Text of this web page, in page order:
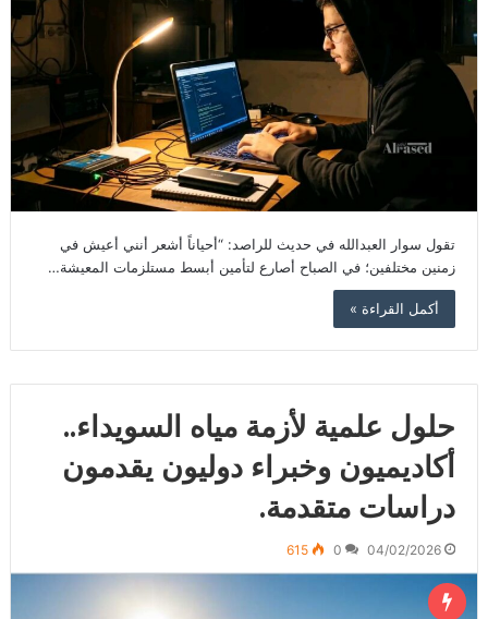
تقول سوار العبدالله في حديث للراصد: “أحياناً أشعر أنني أعيش في
زمنين مختلفين؛ في الصباح أصارع لتأمين أبسط مستلزمات المعيشة…
أكمل القراءة »
حلول علمية لأزمة مياه السويداء..
أكاديميون وخبراء دوليون يقدمون
دراسات متقدمة.
04/02/2026
0
615